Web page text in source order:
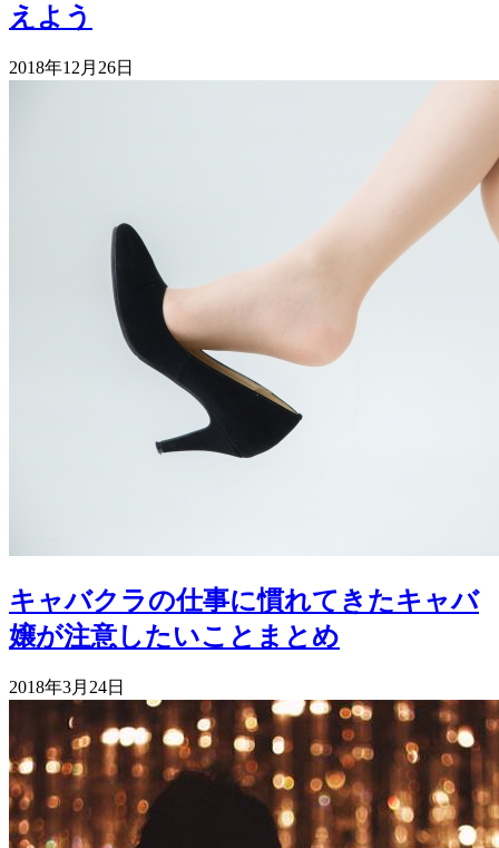
えよう
2018年12月26日
キャバクラの仕事に慣れてきたキャバ
嬢が注意したいことまとめ
2018年3月24日